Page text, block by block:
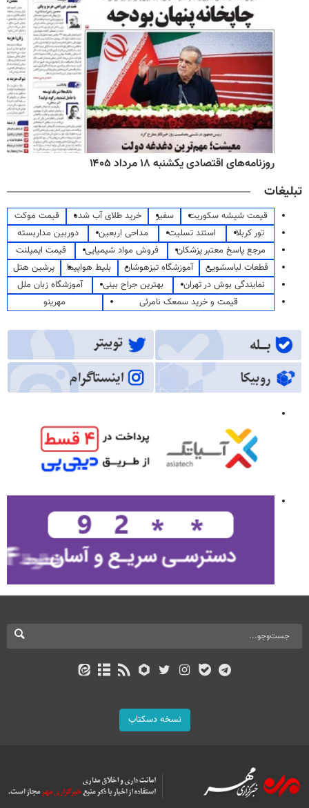
روزنامه‌های اقتصادی یکشنبه ۱۸ مرداد ۱۴۰۵
تبلیغات
قیمت شیشه سکوریت سفیر خرید طلای آب شده
قیمت موکت
تور کربلا
استند تسلیت مداحی اربعین
دوربین مداربسته
مرجع پاسخ معتبر پزشکان
فروش مواد شیمیایی
قیمت ایمپلنت
قطعات لباسشویی
آموزشگاه تیزهوشان بلیط هواپیما
پرشین هتل
نمایندگی بوش در تهران
بهترین جراح بینی
آموزشگاه زبان ملل
قیمت و خرید سمعک نامرئی
مهرینو
نسخه دسکتاپ